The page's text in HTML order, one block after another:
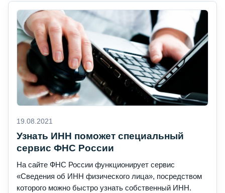
19.08.2021
Узнать ИНН поможет специальный
сервис ФНС России
На сайте ФНС России функционирует сервис
«Сведения об ИНН физического лица», посредством
которого можно быстро узнать собственный ИНН.